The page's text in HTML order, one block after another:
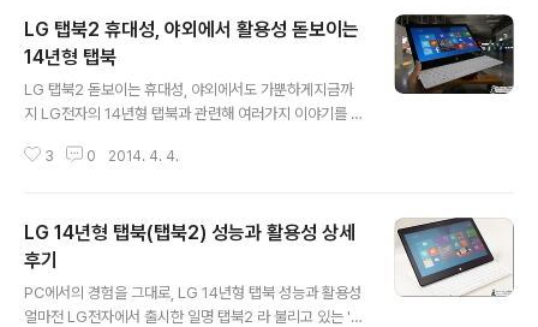
LG 탭북2 휴대성, 야외에서 활용성 돋보이는
14년형 탭북
LG 탭북2 돋보이는 휴대성, 야외에서도 가뿐하게지금까
지 LG전자의 14년형 탭북과 관련해 여러가지 이야기를 전
를 바탕으로 한 야외에서의 활용성(배터리 성능 등)에 대해
게 다가올 수 밖에 없는데요. 결론부터 말씀드리면 탭북2
는 이런 부분에서 확실히 메리트를 갖는 제품입니다. 실제
로 이전까지는 서울 등 장거리 출장을 다녀올때면 항상 맥
북 또는 아이패드 에어를 휴대해서 다녔는데요. 요즘은 대
3 0 2014. 4. 4.
LG 14년형 탭북(탭북2) 성능과 활용성 상세
후기
PC에서의 경험을 그대로, LG 14년형 탭북 성능과 활용성
얼마전 LG전자에서 출시한 일명 탭북2 라 불리고 있는 '2